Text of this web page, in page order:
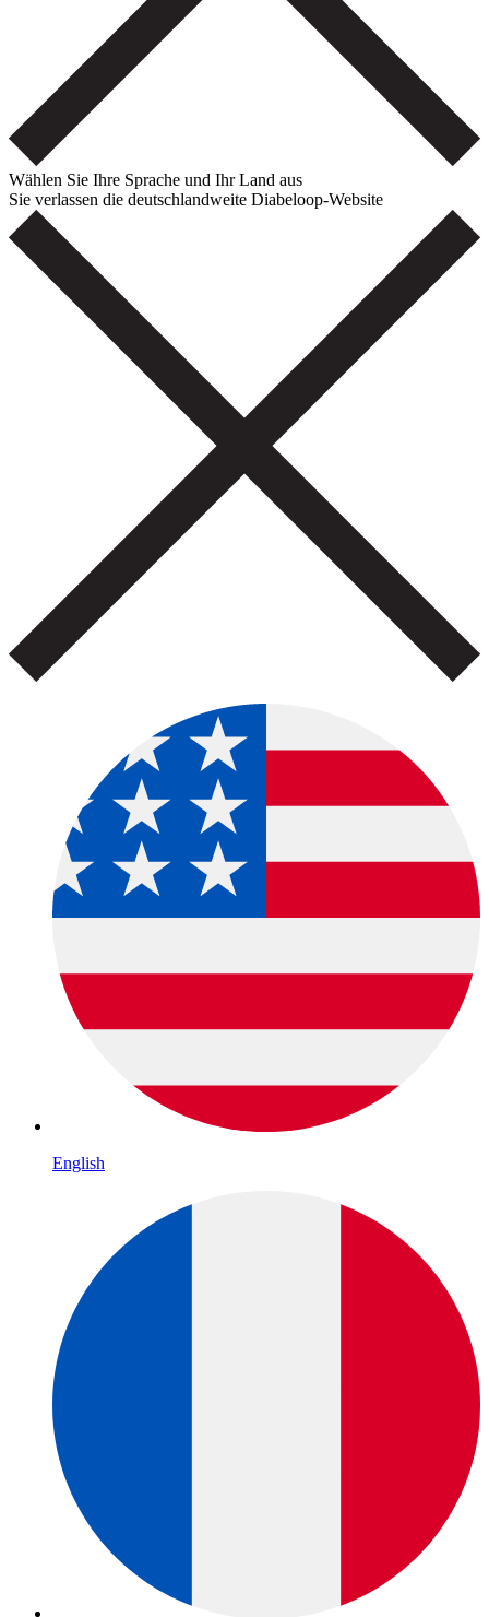
Wählen Sie Ihre Sprache und Ihr Land aus
Sie verlassen die deutschlandweite Diabeloop-Website
English